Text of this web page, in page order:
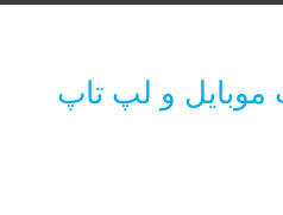
موبایل و لپ تاپ